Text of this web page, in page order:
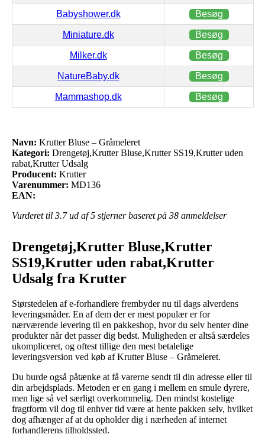
Babyshower.dk Besøg
Miniature.dk Besøg
Milker.dk Besøg
NatureBaby.dk Besøg
Mammashop.dk Besøg
Navn: Krutter Bluse – Gråmeleret
Kategori: Drengetøj,Krutter Bluse,Krutter SS19,Krutter uden
rabat,Krutter Udsalg
Producent: Krutter
Varenummer: MD136
EAN:
Vurderet til 3.7ud af 5 stjerner baseret på 38 anmeldelser
Drengetøj,Krutter Bluse,Krutter
SS19,Krutter uden rabat,Krutter
Udsalg fra Krutter
Størstedelen af e-forhandlere frembyder nu til dags alverdens
leveringsmåder. En af dem der er mest populær er for
nærværende levering til en pakkeshop, hvor du selv henter dine
produkter når det passer dig bedst. Muligheden er altså særdeles
ukompliceret, og oftest tillige den mest betalelige
leveringsversion ved køb af Krutter Bluse – Gråmeleret.
Du burde også påtænke at få varerne sendt til din adresse eller til
din arbejdsplads. Metoden er en gang i mellem en smule dyrere,
men lige så vel særligt overkommelig. Den mindst kostelige
fragtform vil dog til enhver tid være at hente pakken selv, hvilket
dog afhænger af at du opholder dig i nærheden af internet
forhandlerens tilholdssted.